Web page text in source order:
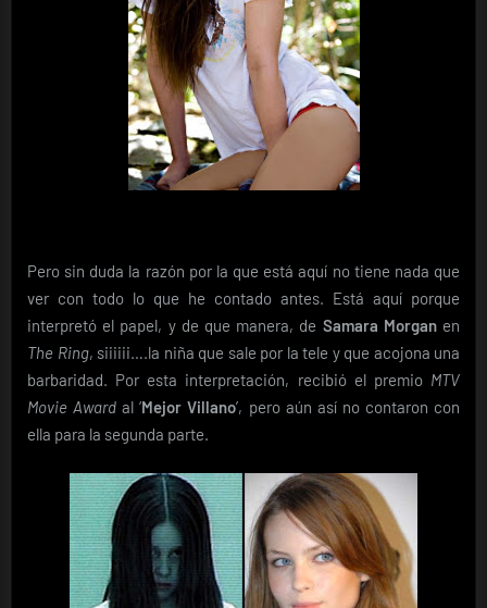
Pero sin duda la razón por la que está aquí no tiene nada que
ver con todo lo que he contado antes. Está aquí porque
interpretó el papel, y de que manera, de Samara Morganen
The Ring, siiiiii….la niña que sale por la tele y que acojona una
barbaridad. Por esta interpretación, recibió el premio MTV
Movie Award al ‘Mejor Villano’, pero aún así no contaron con
ella para la segunda parte.